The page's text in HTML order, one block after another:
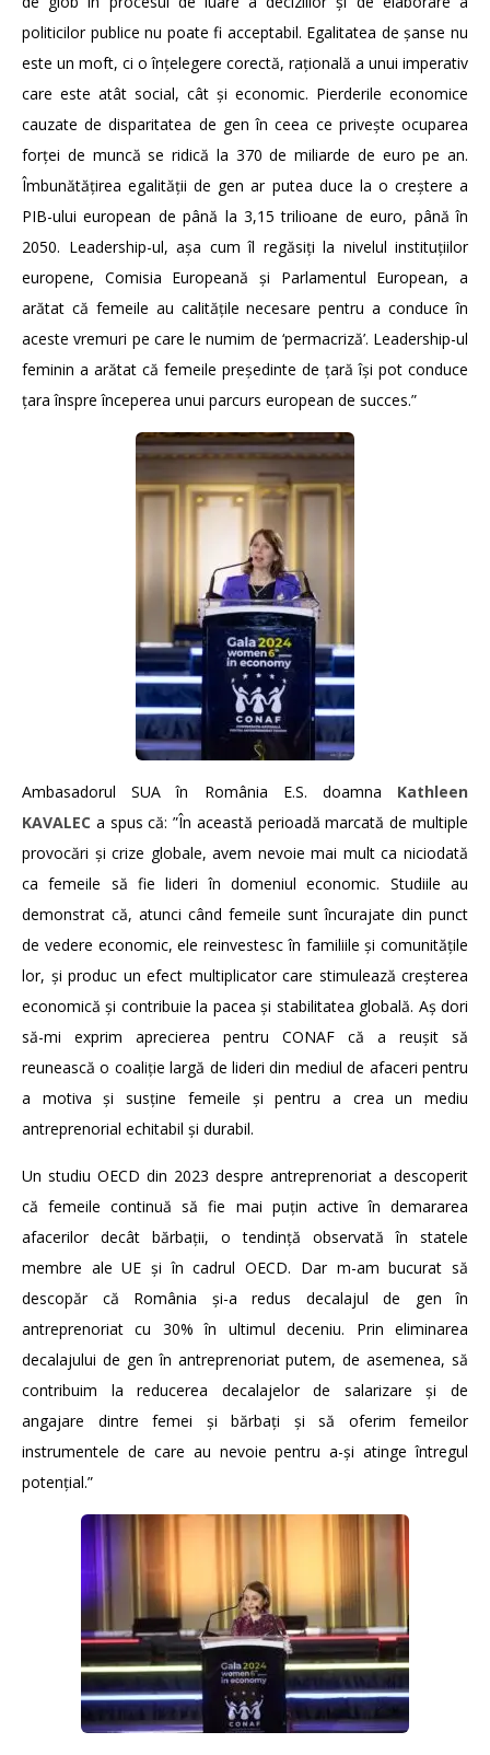
politicilor publice nu poate fi acceptabil. Egalitatea de șanse nu
este un moft, ci o înțelegere corectă, rațională a unui imperativ
care este atât social, cât și economic. Pierderile economice
cauzate de disparitatea de gen în ceea ce privește ocuparea
forței de muncă se ridică la 370 de miliarde de euro pe an.
Îmbunătățirea egalității de gen ar putea duce la o creștere a
PIB-ului european de până la 3,15 trilioane de euro, până în
2050. Leadership-ul, așa cum îl regăsiți la nivelul instituțiilor
europene, Comisia Europeană și Parlamentul European, a
arătat că femeile au calitățile necesare pentru a conduce în
aceste vremuri pe care le numim de ‘permacriză’. Leadership-ul
feminin a arătat că femeile președinte de țară își pot conduce
țara înspre începerea unui parcurs european de succes.”
Ambasadorul SUA în România E.S. doamna Kathleen
KAVALEC a spus că: ”În această perioadă marcată de multiple
provocări și crize globale, avem nevoie mai mult ca niciodată
ca femeile să fie lideri în domeniul economic. Studiile au
demonstrat că, atunci când femeile sunt încurajate din punct
de vedere economic, ele reinvestesc în familiile și comunitățile
lor, și produc un efect multiplicator care stimulează creșterea
economică și contribuie la pacea și stabilitatea globală. Aș dori
să-mi exprim aprecierea pentru CONAF că a reușit să
reunească o coaliție largă de lideri din mediul de afaceri pentru
a motiva și susține femeile și pentru a crea un mediu
antreprenorial echitabil și durabil.
Un studiu OECD din 2023 despre antreprenoriat a descoperit
că femeile continuă să fie mai puțin active în demararea
afacerilor decât bărbații, o tendință observată în statele
membre ale UE și în cadrul OECD. Dar m-am bucurat să
descopăr că România și-a redus decalajul de gen în
antreprenoriat cu 30% în ultimul deceniu. Prin eliminarea
decalajului de gen în antreprenoriat putem, de asemenea, să
contribuim la reducerea decalajelor de salarizare și de
angajare dintre femei și bărbați și să oferim femeilor
instrumentele de care au nevoie pentru a-și atinge întregul
potențial.”